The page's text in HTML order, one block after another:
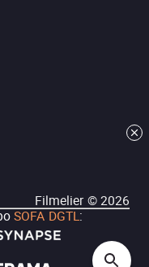
Filmelier ©2026
SOFA DGTL: